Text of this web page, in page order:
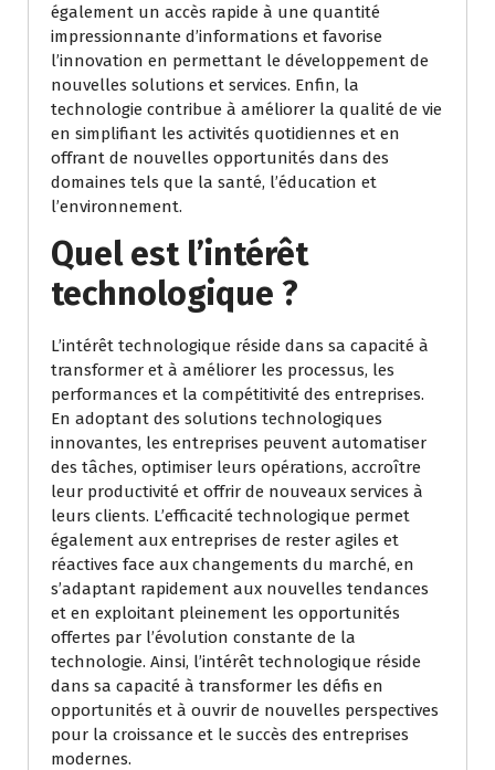
également un accès rapide à une quantité
impressionnante d’informations et favorise
l’innovation en permettant le développement de
nouvelles solutions et services. Enfin, la
technologie contribue à améliorer la qualité de vie
en simplifiant les activités quotidiennes et en
offrant de nouvelles opportunités dans des
domaines tels que la santé, l’éducation et
l’environnement.
Quel est l’intérêt
technologique ?
L’intérêt technologique réside dans sa capacité à
transformer et à améliorer les processus, les
performances et la compétitivité des entreprises.
En adoptant des solutions technologiques
innovantes, les entreprises peuvent automatiser
des tâches, optimiser leurs opérations, accroître
leur productivité et offrir de nouveaux services à
leurs clients. L’efficacité technologique permet
également aux entreprises de rester agiles et
réactives face aux changements du marché, en
s’adaptant rapidement aux nouvelles tendances
et en exploitant pleinement les opportunités
offertes par l’évolution constante de la
technologie. Ainsi, l’intérêt technologique réside
dans sa capacité à transformer les défis en
opportunités et à ouvrir de nouvelles perspectives
pour la croissance et le succès des entreprises
modernes.